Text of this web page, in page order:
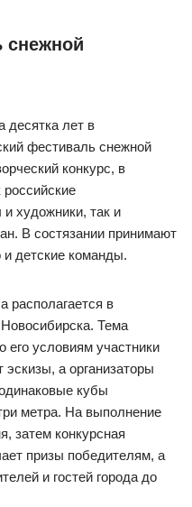
снежной
десятка лет в
фестиваль снежной
конкурс, в
художники, так и
В состязании принимают
и детские команды.
располагается в
Тема
его условиям участники
а организаторы
кубы
метра. На выполнение
затем конкурсная
призы победителям, а
и гостей города до